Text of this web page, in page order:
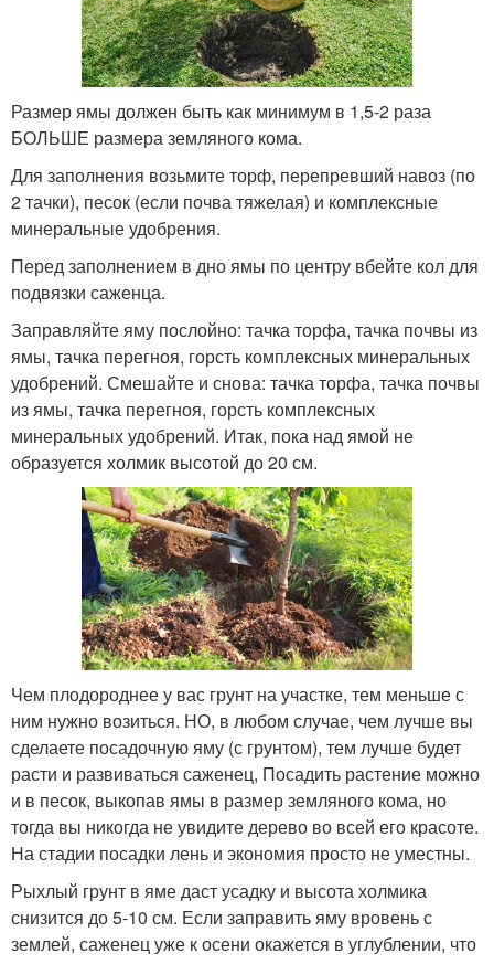
Размер ямы должен быть как минимум в 1,5-2 раза
БОЛЬШЕ размера земляного кома.
Для заполнения возьмите торф, перепревший навоз (по
2 тачки), песок (если почва тяжелая) и комплексные
минеральные удобрения.
Перед заполнением в дно ямы по центру вбейте кол для
подвязки саженца.
Заправляйте яму послойно: тачка торфа, тачка почвы из
ямы, тачка перегноя, горсть комплексных минеральных
удобрений. Смешайте и снова: тачка торфа, тачка почвы
из ямы, тачка перегноя, горсть комплексных
минеральных удобрений. Итак, пока над ямой не
образуется холмик высотой до 20 см.
Чем плодороднее у вас грунт на участке, тем меньше с
ним нужно возиться. НО, в любом случае, чем лучше вы
сделаете посадочную яму (с грунтом), тем лучше будет
расти и развиваться саженец, Посадить растение можно
и в песок, выкопав ямы в размер земляного кома, но
тогда вы никогда не увидите дерево во всей его красоте.
На стадии посадки лень и экономия просто не уместны.
Рыхлый грунт в яме даст усадку и высота холмика
снизится до 5-10 см. Если заправить яму вровень с
землей, саженец уже к осени окажется в углублении, что